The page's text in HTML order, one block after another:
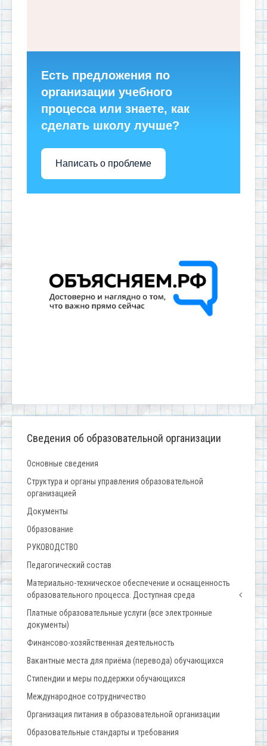
Есть предложения по
организации учебного
процесса или знаете, как
сделать школу лучше?
Написать о проблеме
Сведения об образовательной организации
Основные сведения
Структура и органы управления образовательной
организацией
Документы
Образование
РУКОВОДСТВО
Педагогический состав
Материально-техническое обеспечение и оснащенность
образовательного процесса. Доступная среда
Платные образовательные услуги (все электронные
документы)
Финансово-хозяйственная деятельность
Вакантные места для приёма (перевода) обучающихся
Стипендии и меры поддержки обучающихся
Международное сотрудничество
Организация питания в образовательной организации
Образовательные стандарты и требования